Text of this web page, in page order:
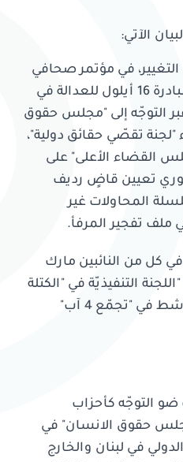
الآتي:
في مؤتمر صحافي
من مقرّ "الكتلة الوطنيّة"، مبادرة 16 أيلول للعدالة في
التوجّه إلى "مجلس حقوق
"لجنة تقصّي حقائق دولية"،
القضاء الأعلى" على
تعيين قاضٍ رديف
المحاولات غير
ملف تفجير المرفأ.
كل من النائبين مارك
التنفيذيّة في "الكتلة
الوطنيّة" ميشال حلو والناشط في "تجمّع 4 آب"
ضو التوجّه كأحزاب
حقوق الانسان" في
في لبنان والخارج